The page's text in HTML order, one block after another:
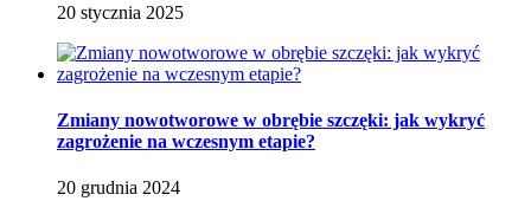
20 stycznia 2025
Zmiany nowotworowe w obrębie szczęki: jak wykryć
zagrożenie na wczesnym etapie?
20 grudnia 2024